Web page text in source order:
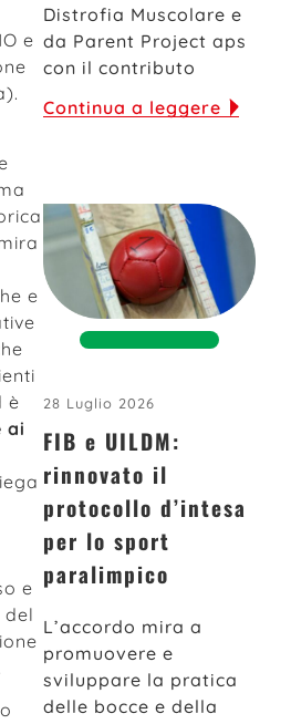
e
e
è
ai
e
del
Distrofia Muscolare e
da Parent Project aps
con il contributo
Continua a leggere
28 Luglio 2026
FIB e UILDM:
rinnovato il
protocollo d’intesa
per lo sport
paralimpico
L’accordo mira a
promuovere e
sviluppare la pratica
delle bocce e della